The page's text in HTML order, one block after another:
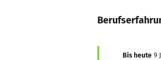
Bis heute 9